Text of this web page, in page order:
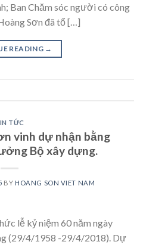
Ban Chăm sóc người có công
Sơn đã tổ […]
READING →
TỨC
vinh dự nhận bằng
Bộ xây dựng.
BY HOANG SON VIET NAM
lễ kỷ niệm 60 năm ngày
(29/4/1958 -29/4/2018). Dự